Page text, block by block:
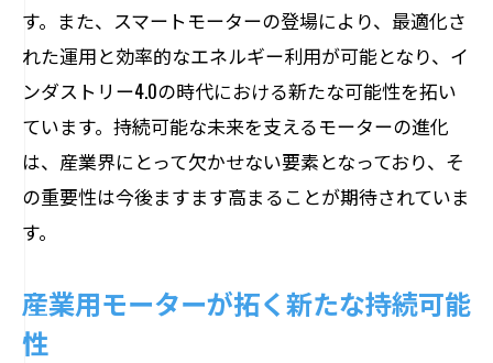
次世代産業を支えるスマートモーター技
術
IoTと連携するスマートモーターの展望
自動化社会を支えるスマートモーターの
力
の役割
す。また、スマートモーターの登場により、最適化さ
れた運用と効率的なエネルギー利用が可能となり、イ
ンダストリー4.0の時代における新たな可能性を拓い
ています。持続可能な未来を支えるモーターの進化
は、産業界にとって欠かせない要素となっており、そ
の重要性は今後ますます高まることが期待されていま
す。
産業用モーターが拓く新たな持続可能
性